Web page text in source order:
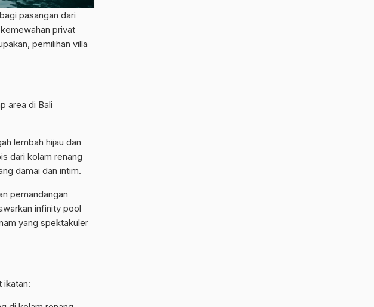
pasangan dari
privat
pemilihan villa
area di Bali
lembah hijau dan
dari kolam renang
damai dan intim.
pemandangan
infinity pool
yang spektakuler
ikatan: